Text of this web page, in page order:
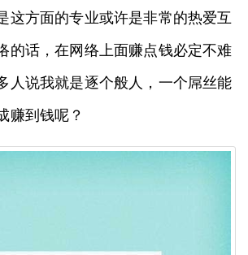
这方面的专业或许是非常的热爱互
的话，在网络上面赚点钱必定不难
人说我就是逐个般人，一个屌丝能
赚到钱呢？